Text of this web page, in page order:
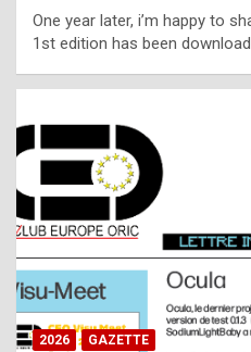
l
t
t
t
One year later, i’m happy to
1st edition has been
2026 GAZETTE